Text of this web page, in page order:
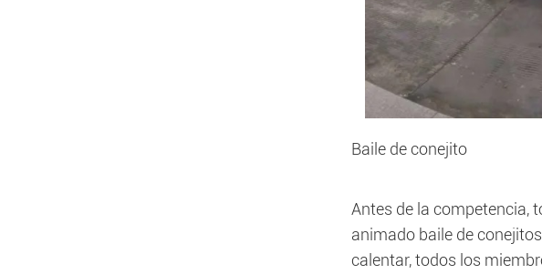
Baile de conejito
Antes de la competencia,
animado baile de
calentar, todos los